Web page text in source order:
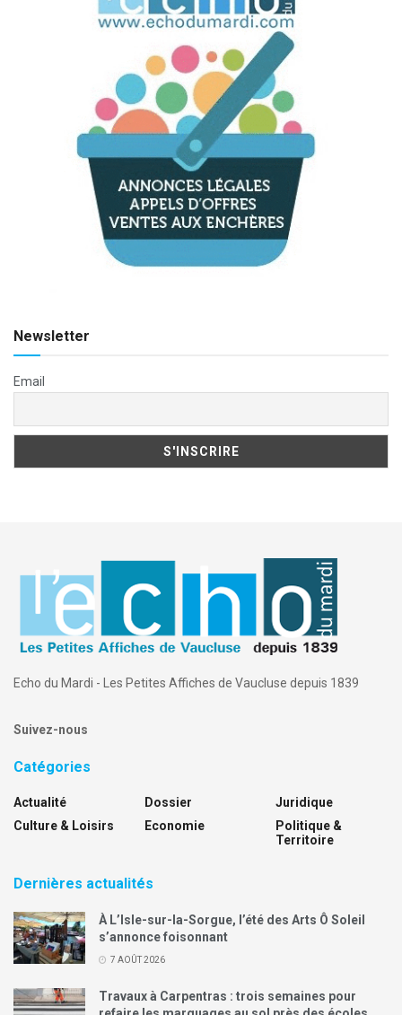
Newsletter
Email
Echo du Mardi - Les Petites Affiches de Vaucluse depuis 1839
Suivez-nous
Catégories
Actualité
Culture & Loisirs
Dossier
Economie
Juridique
Politique &
Territoire
Dernières actualités
À L’Isle-sur-la-Sorgue, l’été des Arts Ô Soleil
s’annonce foisonnant
7 AOÛT 2026
Travaux à Carpentras : trois semaines pour